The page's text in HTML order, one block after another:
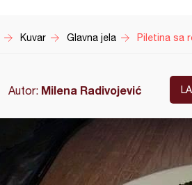
Kuvar Glavna jela Piletina sa
Autor: Milena Radivojević